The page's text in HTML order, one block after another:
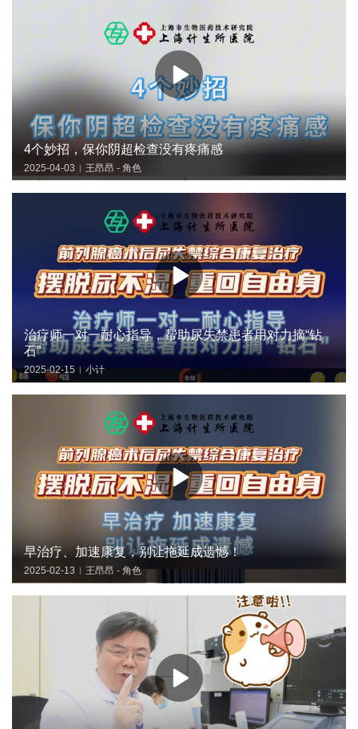
4个妙招，保你阴超检查没有疼痛感
2025-04-03 | 王昂昂 - 角色
治疗师一对一耐心指导，帮助尿失禁患者用对力摘“钻
石”
2025-02-15 | 小计
早治疗、加速康复，别让拖延成遗憾！
2025-02-13 | 王昂昂 - 角色